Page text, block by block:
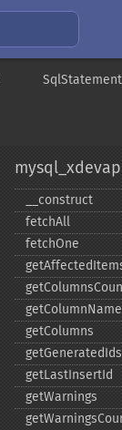
_​_​construct
fetchAll
fetchOne
getColumns
getGeneratedIds
getLastInsertId
getWarnings